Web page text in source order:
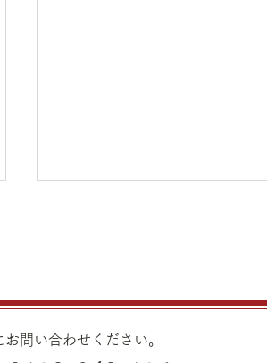
り価格のご案内です。 金 K24イ
ンゴット ¥22,980 K24スクラ
お問い合わせください。